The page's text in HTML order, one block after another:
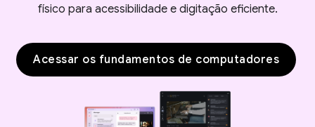
físico para acessibilidade e digitação eficiente.
Acessar os fundamentos de computadores